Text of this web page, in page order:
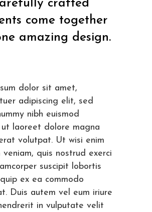
crafted
come together
amazing design.
dolor sit amet,
adipiscing elit, sed
nibh euismod
laoreet dolore magna
volutpat. Ut wisi enim
veniam, quis nostrud exerci
suscipit lobortis
ex ea commodo
Duis autem vel eum iriure
in vulputate velit